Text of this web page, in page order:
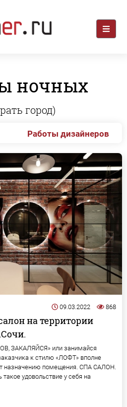
ночных
город)
Работы дизайнеров
09.03.2022 868
на территории
ЗАКАЛЯЙСЯ» или занимайся
к стилю «ЛОФТ» вполне
назначению помещения. СПА САЛОН.
удовольствие у себя на